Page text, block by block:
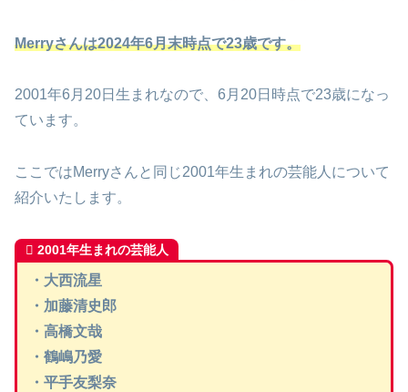
Merryさんは2024年6月末時点で23歳です。
2001年6月20日生まれなので、6月20日時点で23歳になっ
ています。
ここではMerryさんと同じ2001年生まれの芸能人について
紹介いたします。
2001年生まれの芸能人
・大西流星
・加藤清史郎
・高橋文哉
・鶴嶋乃愛
・平手友梨奈